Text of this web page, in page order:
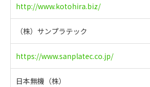
http://www.kotohira.biz/
（株）サンプラテック
https://www.sanplatec.co.jp/
日本無機（株）